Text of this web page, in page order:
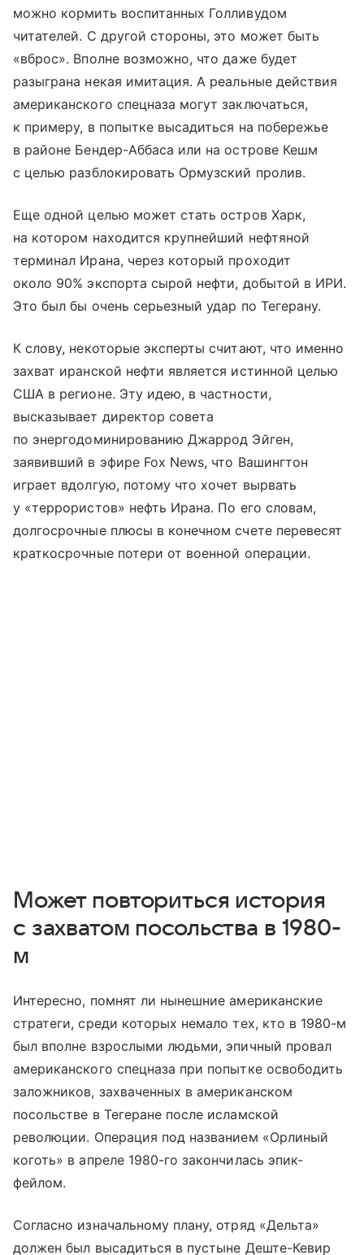
можно кормить воспитанных Голливудом
читателей. С другой стороны, это может быть
«вброс». Вполне возможно, что даже будет
разыграна некая имитация. А реальные действия
американского спецназа могут заключаться,
к примеру, в попытке высадиться на побережье
в районе Бендер-Аббаса или на острове Кешм
с целью разблокировать Ормузский пролив.
Еще одной целью может стать остров Харк,
на котором находится крупнейший нефтяной
терминал Ирана, через который проходит
около 90% экспорта сырой нефти, добытой в ИРИ.
Это был бы очень серьезный удар по Тегерану.
К слову, некоторые эксперты считают, что именно
захват иранской нефти является истинной целью
США в регионе. Эту идею, в частности,
высказывает директор совета
по энергодоминированию Джаррод Эйген,
заявивший в эфире Fox News, что Вашингтон
играет вдолгую, потому что хочет вырвать
у «террористов» нефть Ирана. По его словам,
долгосрочные плюсы в конечном счете перевесят
краткосрочные потери от военной операции.
Может повториться история
с захватом посольства в 1980-
м
Интересно, помнят ли нынешние американские
стратеги, среди которых немало тех, кто в 1980-м
был вполне взрослыми людьми, эпичный провал
американского спецназа при попытке освободить
заложников, захваченных в американском
посольстве в Тегеране после исламской
революции. Операция под названием «Орлиный
коготь» в апреле 1980-го закончилась эпик-
фейлом.
Согласно изначальному плану, отряд «Дельта»
должен был высадиться в пустыне Деште-Кевир